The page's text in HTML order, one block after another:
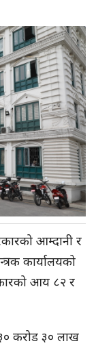
आम्दानी र
कार्यालयको
आय ८२ र
करोड ३० लाख